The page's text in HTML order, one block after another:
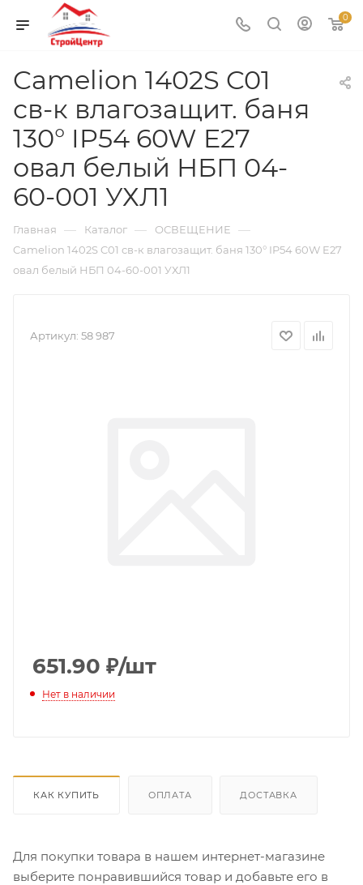
0
Camelion 1402S C01
св-к влагозащит. баня
130° IP54 60W E27
овал белый НБП 04-
60-001 УХЛ1
Главная — Каталог — ОСВЕЩЕНИЕ —
Camelion 1402S C01 св-к влагозащит. баня 130° IP54 60W E27
овал белый НБП 04-60-001 УХЛ1
Артикул: 58 987
651.90 ₽/шт
Нет в наличии
КАК КУПИТЬ ОПЛАТА ДОСТАВКА
Для покупки товара в нашем интернет-магазине
выберите понравившийся товар и добавьте его в